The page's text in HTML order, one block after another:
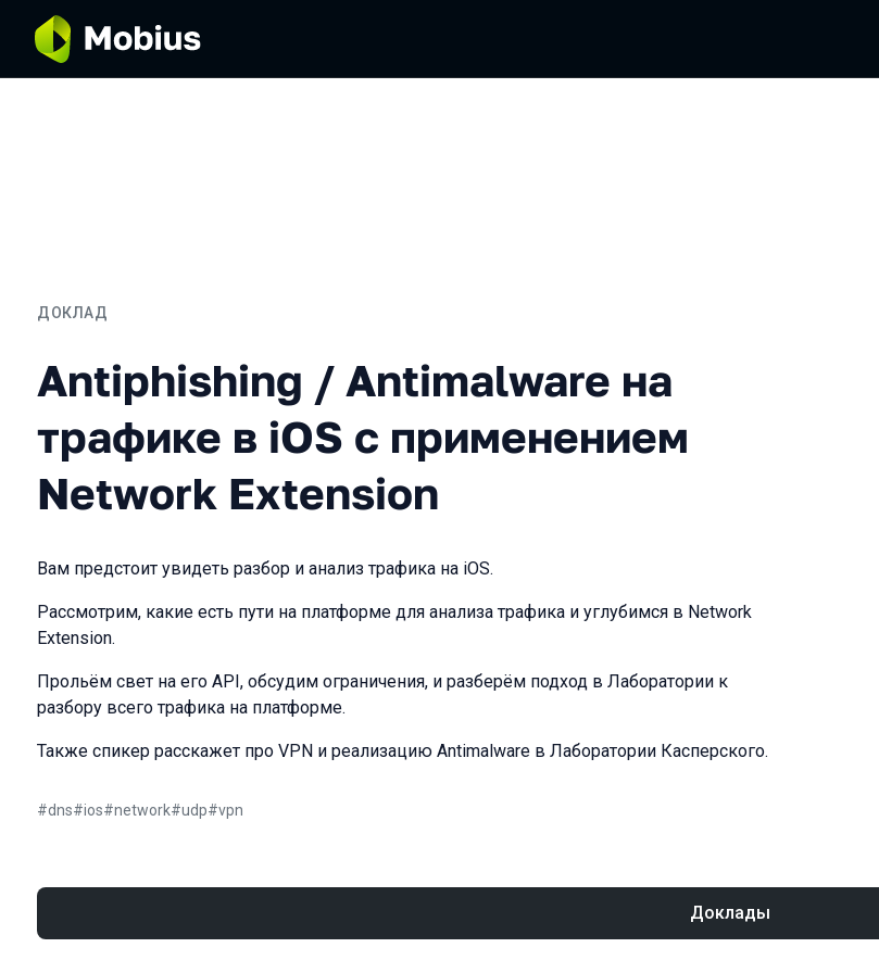
ДОКЛАД
Antiphishing / Antimalware на трафике в iOS с
Antiphishing / Antimalware на
трафике в iOS с применением
Network Extension
Вам предстоит увидеть разбор и анализ трафика на iOS.
Рассмотрим, какие есть пути на платформе для анализа трафика и углубимся в Network
Extension.
Прольём свет на его API, обсудим ограничения, и разберём подход в Лаборатории к
разбору всего трафика на платформе.
Также спикер расскажет про VPN и реализацию Antimalware в Лаборатории Касперского.
#dns#ios#network#udp#vpn
Доклады